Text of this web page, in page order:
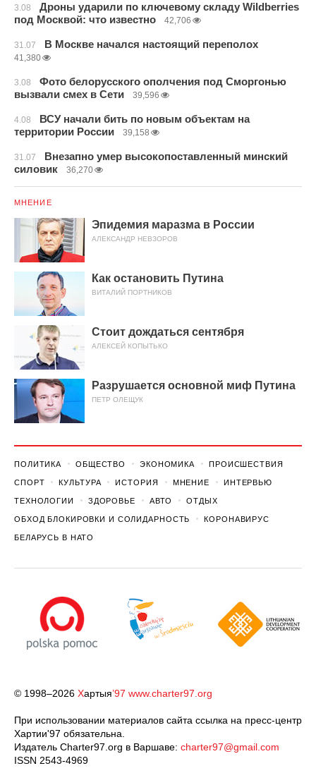
3.08
Дроны ударили по ключевому складу Wildberries
под Москвой: что известно
42,706
31.07 В Москве начался настоящий переполох
41,380
3.08
Фото белорусского ополчения под Сморгонью
вызвали смех в Сети
39,596
4.08
ВСУ начали бить по новым объектам на
территории России
39,158
31.07
Внезапно умер высокопоставленный минский
силовик
36,270
МНЕНИЕ
Эпидемия маразма в России
АЛЕКСАНДР НЕВЗОРОВ
Как остановить Путина
ВИТАЛИЙ ПОРТНИКОВ
Стоит дождаться сентября
АЛЕКСЕЙ КОПЫТЬКО
Разрушается основной миф Путина
ПЕТР ОЛЕЩУК
ПОЛИТИКА ОБЩЕСТВО ЭКОНОМИКА ПРОИСШЕСТВИЯ
СПОРТ КУЛЬТУРА ИСТОРИЯ МНЕНИЕ ИНТЕРВЬЮ
ТЕХНОЛОГИИ ЗДОРОВЬЕ АВТО ОТДЫХ
ОБХОД БЛОКИРОВКИ И СОЛИДАРНОСТЬ КОРОНАВИРУС
БЕЛАРУСЬ В НАТО
© 1998–2026 Хартыя’97 www.charter97.org
При использовании материалов сайта ссылка на пресс-центр
Хартии'97 обязательна.
Издатель Charter97.org в Варшаве: charter97@gmail.com
ISSN 2543-4969